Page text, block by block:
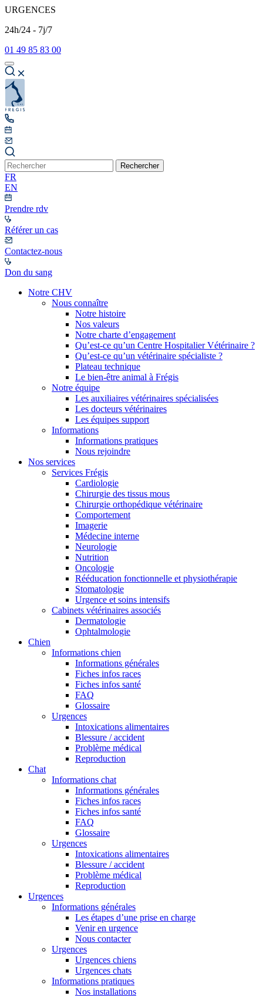
URGENCES
24h/24 - 7j/7
01 49 85 83 00
Rechercher
FR
EN
Prendre rdv
Référer un cas
Contactez-nous
Don du sang
Notre CHV
Nous connaître
Notre histoire
Nos valeurs
Notre charte d’engagement
Qu’est-ce qu’un Centre Hospitalier Vétérinaire ?
Qu’est-ce qu’un vétérinaire spécialiste ?
Plateau technique
Le bien-être animal à Frégis
Notre équipe
Les auxiliaires vétérinaires spécialisées
Les docteurs vétérinaires
Les équipes support
Informations
Informations pratiques
Nous rejoindre
Nos services
Services Frégis
Cardiologie
Chirurgie des tissus mous
Chirurgie orthopédique vétérinaire
Comportement
Imagerie
Médecine interne
Neurologie
Nutrition
Oncologie
Rééducation fonctionnelle et physiothérapie
Stomatologie
Urgence et soins intensifs
Cabinets vétérinaires associés
Dermatologie
Ophtalmologie
Chien
Informations chien
Informations générales
Fiches infos races
Fiches infos santé
FAQ
Glossaire
Urgences
Intoxications alimentaires
Blessure / accident
Problème médical
Reproduction
Chat
Informations chat
Informations générales
Fiches infos races
Fiches infos santé
FAQ
Glossaire
Urgences
Intoxications alimentaires
Blessure / accident
Problème médical
Reproduction
Urgences
Informations générales
Les étapes d’une prise en charge
Venir en urgence
Nous contacter
Urgences
Urgences chiens
Urgences chats
Informations pratiques
Nos installations